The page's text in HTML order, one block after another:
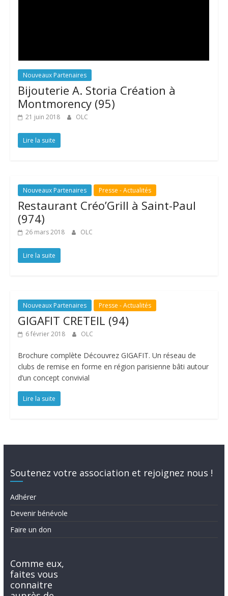
Nouveaux Partenaires
Bijouterie A. Storia Création à
Montmorency (95)
21 juin 2018 OLC
Lire la suite
Nouveaux Partenaires Presse - Actualités
Restaurant Créo’Grill à Saint-Paul
(974)
26 mars 2018 OLC
Lire la suite
Nouveaux Partenaires Presse - Actualités
GIGAFIT CRETEIL (94)
6 février 2018 OLC
Brochure complète Découvrez GIGAFIT. Un réseau de
clubs de remise en forme en région parisienne bâti autour
d’un concept convivial
Lire la suite
Soutenez votre association et rejoignez nous !
Adhérer
Devenir bénévole
Faire un don
Comme eux,
faites vous
connaitre